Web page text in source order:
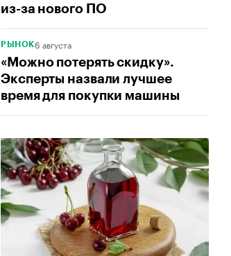
из-за нового ПО
РЫНОК6 августа
«Можно потерять скидку».
Эксперты назвали лучшее
время для покупки машины